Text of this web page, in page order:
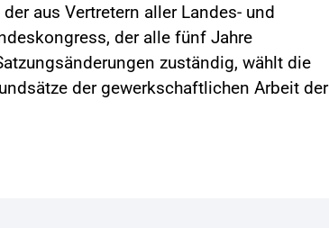
aus Vertretern aller Landes- und
der alle fünf Jahre
zuständig, wählt die
der gewerkschaftlichen Arbeit der